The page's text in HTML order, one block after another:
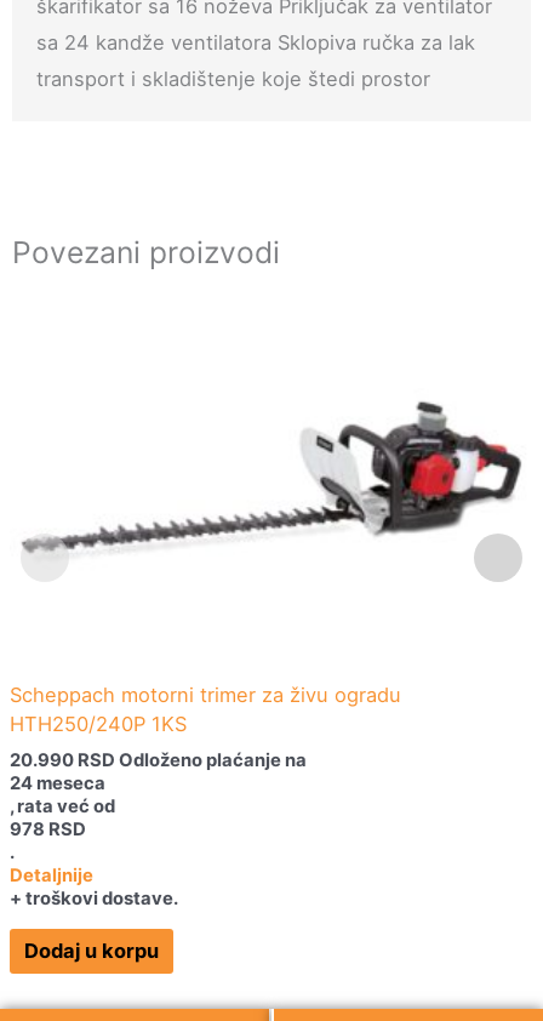
škarifikator sa 16 noževa Priključak za ventilator
sa 24 kandže ventilatora Sklopiva ručka za lak
transport i skladištenje koje štedi prostor
Povezani proizvodi
Scheppach motorni trimer za živu ogradu
HTH250/240P 1KS
20.990 RSD Odloženo plaćanje na
24 meseca
, rata već od
978 RSD
.
Detaljnije
+ troškovi dostave.
Dodaj u korpu